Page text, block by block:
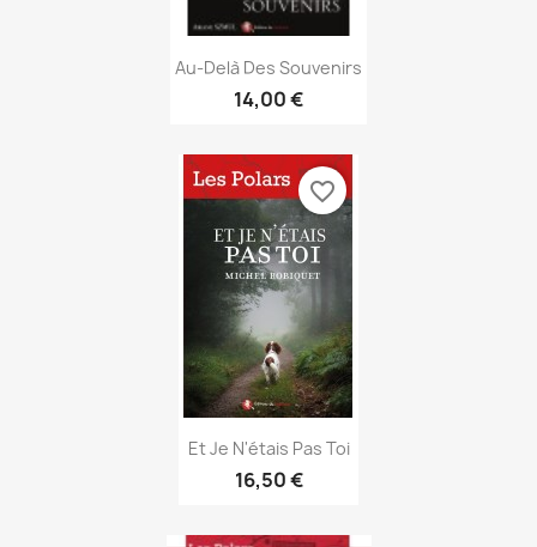
Aperçu rapide
Au-Delà Des Souvenirs
14,00 €
Aperçu rapide
Et Je N'étais Pas Toi
16,50 €
favorite_border